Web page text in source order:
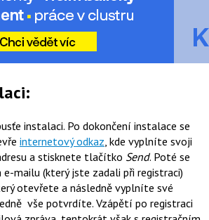
instalaci. Po dokončení instalace se
internetový odkaz, kde vyplníte svoji
a stisknete tlačítko Send. Poté se
mailu (který jste zadali při registraci)
otevřete a následně vyplníte své
vše potvrdíte. Vzápětí po registraci